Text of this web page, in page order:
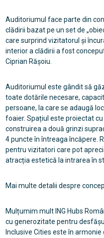
Auditoriumul face parte din
clădirii bazat pe un set de
care surprind vizitatorul și
interior a clădirii a fost
Ciprian Rășoiu.
Auditoriumul este gândit să
toate dotările necesare,
persoane, la care se adaugă
foaier. Spațiul este proiectat
construirea a două grinzi
4 puncte în întreaga încăpere.
pentru vizitatori care pot
atracția estetică la intrarea în
Mai multe detalii despre
Mulțumim mult ING Hubs
cu generozitate pentru
Inclusive Cities este în